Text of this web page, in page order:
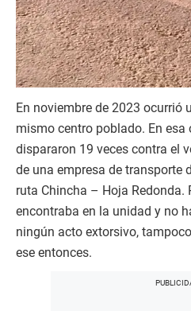
En noviembre de 2023 ocurrió
mismo centro poblado. En
dispararon 19 veces contra el
de una empresa de transporte
ruta Chincha – Hoja Redonda.
encontraba en la unidad y no
ningún acto extorsivo,
ese entonces.